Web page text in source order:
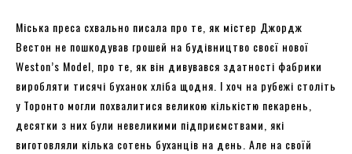
Міська преса схвально писала про те, як містер Джордж
Вестон не пошкодував грошей на будівництво своєї нової
Weston’s Model, про те, як він дивувався здатності фабрики
виробляти тисячі буханок хліба щодня. І хоч на рубежі століть
у Торонто могли похвалитися великою кількістю пекарень,
десятки з них були невеликими підприємствами, які
виготовляли кілька сотень буханців на день. Але на своїй